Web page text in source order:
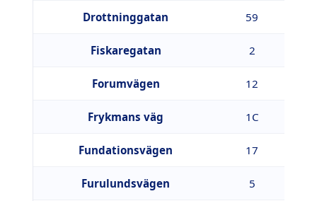
Drottninggatan 59
Fiskaregatan 2
Forumvägen 12
Frykmans väg 1C
Fundationsvägen 17
Furulundsvägen 5